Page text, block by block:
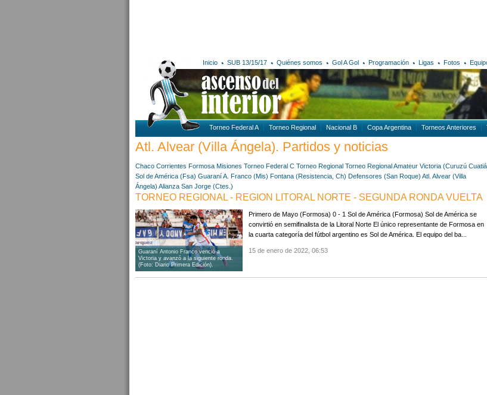
Inicio SUB 13/15/17 Quiénes somos Gol A Gol Programación Ligas Fotos
Torneo Federal A Torneo Regional Nacional B Copa Argentina Torneos Anteriores
Atl. Alvear (Villa Ángela). Partidos y noticias
Chaco Corrientes Formosa Misiones Torneo Federal C Torneo Regional Torneo Regional Amateur Victoria (Curuzú
Sol de América (Fsa) Guaraní A. Franco (Mis) Fontana (Resistencia, Ch) Defensores (San Roque) Atl. Alvear (Villa
Ángela) Alianza San Jorge (Ctes.)
TORNEO REGIONAL - REGION LITORAL NORTE - SEGUNDA RONDA VUELTA
Guaraní Antonio Franco venció a
Victoria y avanzó a la siguiente ronda.
(Foto: Diario Primera Edición).
Primero de Mayo (Formosa) 0 - 1 Sol de América (Formosa) Sol de América se
convirtió en semifinalista de la Litoral Norte El único representante de Formosa en
la cuarta categoría del fútbol argentino es Sol de América. El equipo del ba...
15 de enero de 2022, 06:53